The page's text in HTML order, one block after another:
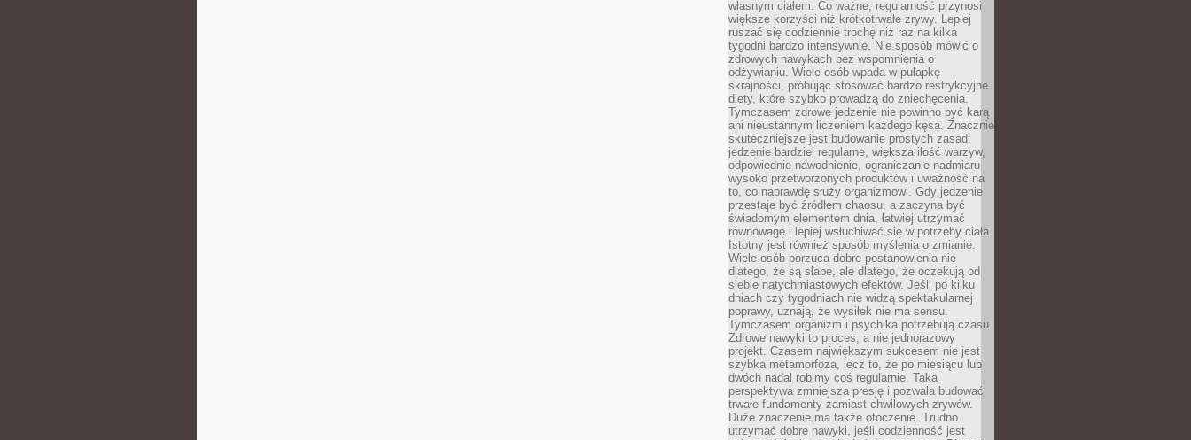
własnym ciałem. Co ważne, regularność przynosi
większe korzyści niż krótkotrwałe zrywy. Lepiej
ruszać się codziennie trochę niż raz na kilka
tygodni bardzo intensywnie. Nie sposób mówić o
zdrowych nawykach bez wspomnienia o
odżywianiu. Wiele osób wpada w pułapkę
skrajności, próbując stosować bardzo restrykcyjne
diety, które szybko prowadzą do zniechęcenia.
Tymczasem zdrowe jedzenie nie powinno być karą
ani nieustannym liczeniem każdego kęsa. Znacznie
skuteczniejsze jest budowanie prostych zasad:
jedzenie bardziej regularne, większa ilość warzyw,
odpowiednie nawodnienie, ograniczanie nadmiaru
wysoko przetworzonych produktów i uważność na
to, co naprawdę służy organizmowi. Gdy jedzenie
przestaje być źródłem chaosu, a zaczyna być
świadomym elementem dnia, łatwiej utrzymać
równowagę i lepiej wsłuchiwać się w potrzeby ciała.
Istotny jest również sposób myślenia o zmianie.
Wiele osób porzuca dobre postanowienia nie
dlatego, że są słabe, ale dlatego, że oczekują od
siebie natychmiastowych efektów. Jeśli po kilku
dniach czy tygodniach nie widzą spektakularnej
poprawy, uznają, że wysiłek nie ma sensu.
Tymczasem organizm i psychika potrzebują czasu.
Zdrowe nawyki to proces, a nie jednorazowy
projekt. Czasem największym sukcesem nie jest
szybka metamorfoza, lecz to, że po miesiącu lub
dwóch nadal robimy coś regularnie. Taka
perspektywa zmniejsza presję i pozwala budować
trwałe fundamenty zamiast chwilowych zrywów.
Duże znaczenie ma także otoczenie. Trudno
utrzymać dobre nawyki, jeśli codzienność jest